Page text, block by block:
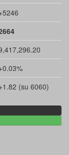
(su 6060)